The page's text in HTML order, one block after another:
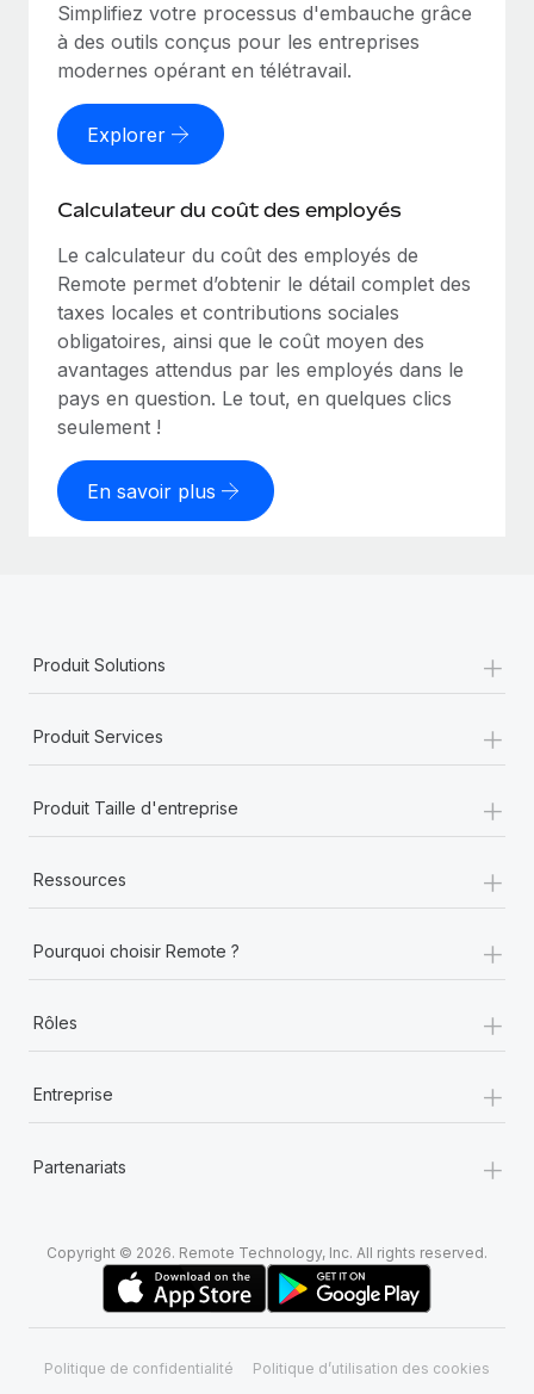
Simplifiez votre processus d'embauche grâce
à des outils conçus pour les entreprises
modernes opérant en télétravail.
Explorer
Calculateur du coût des employés
Le calculateur du coût des employés de
Remote permet d’obtenir le détail complet des
taxes locales et contributions sociales
obligatoires, ainsi que le coût moyen des
avantages attendus par les employés dans le
pays en question. Le tout, en quelques clics
seulement !
En savoir plus
Produit Solutions +
Produit Services +
Produit Taille d'entreprise +
Ressources +
Pourquoi choisir Remote ? +
Rôles +
Entreprise +
Partenariats +
Copyright © 2026. Remote Technology, Inc. All rights reserved.
Politique de confidentialité Politique d’utilisation des cookies